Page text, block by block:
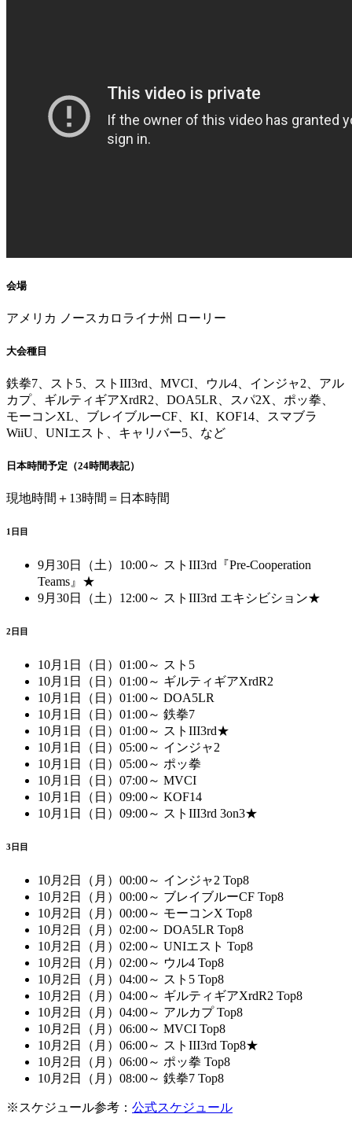
会場
アメリカ ノースカロライナ州 ローリー
大会種目
鉄拳7、スト5、ストIII3rd、MVCI、ウル4、インジャ2、アル
カプ、ギルティギアXrdR2、DOA5LR、スパ2X、ポッ拳、
モーコンXL、ブレイブルーCF、KI、KOF14、スマブラ
WiiU、UNIエスト、キャリバー5、など
日本時間予定（24時間表記）
現地時間＋13時間＝日本時間
1日目
9月30日（土）10:00～ ストIII3rd『Pre-Cooperation
Teams』★
9月30日（土）12:00～ ストIII3rd エキシビション★
2日目
10月1日（日）01:00～ スト5
10月1日（日）01:00～ ギルティギアXrdR2
10月1日（日）01:00～ DOA5LR
10月1日（日）01:00～ 鉄拳7
10月1日（日）01:00～ ストIII3rd★
10月1日（日）05:00～ インジャ2
10月1日（日）05:00～ ポッ拳
10月1日（日）07:00～ MVCI
10月1日（日）09:00～ KOF14
10月1日（日）09:00～ ストIII3rd 3on3★
3日目
10月2日（月）00:00～ インジャ2 Top8
10月2日（月）00:00～ ブレイブルーCF Top8
10月2日（月）00:00～ モーコンX Top8
10月2日（月）02:00～ DOA5LR Top8
10月2日（月）02:00～ UNIエスト Top8
10月2日（月）02:00～ ウル4 Top8
10月2日（月）04:00～ スト5 Top8
10月2日（月）04:00～ ギルティギアXrdR2 Top8
10月2日（月）04:00～ アルカプ Top8
10月2日（月）06:00～ MVCI Top8
10月2日（月）06:00～ ストIII3rd Top8★
10月2日（月）06:00～ ポッ拳 Top8
10月2日（月）08:00～ 鉄拳7 Top8
※スケジュール参考： 公式スケジュール